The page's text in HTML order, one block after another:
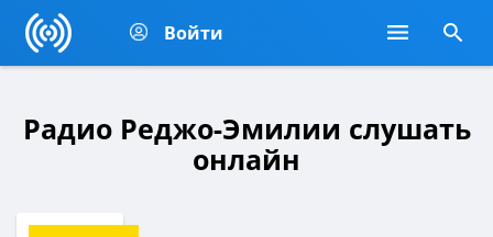
Войти
Радио Реджо-Эмилии слушать
онлайн